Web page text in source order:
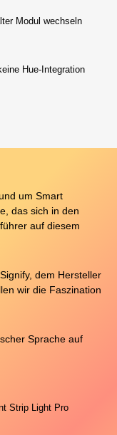
Modul wechseln
Hue-Integration
um Smart
das sich in den
auf diesem
dem Hersteller
wir die Faszination
Sprache auf
Strip Light Pro